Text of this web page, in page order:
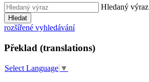
Hledaný výraz
Hledat
rozšířené vyhledávání
Překlad (translations)
Select Language ▼